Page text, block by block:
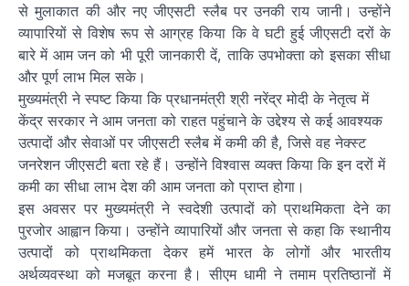
से मुलाकात की और नए जीएसटी स्लैब पर उनकी राय जानी। उन्होंने
व्यापारियों से विशेष रूप से आग्रह किया कि वे घटी हुई जीएसटी दरों के
बारे में आम जन को भी पूरी जानकारी दें, ताकि उपभोक्ता को इसका सीधा
और पूर्ण लाभ मिल सके।
मुख्यमंत्री ने स्पष्ट किया कि प्रधानमंत्री श्री नरेंद्र मोदी के नेतृत्व में
केंद्र सरकार ने आम जनता को राहत पहुंचाने के उद्देश्य से कई आवश्यक
उत्पादों और सेवाओं पर जीएसटी स्लैब में कमी की है, जिसे वह नेक्स्ट
जनरेशन जीएसटी बता रहे हैं। उन्होंने विश्वास व्यक्त किया कि इन दरों में
कमी का सीधा लाभ देश की आम जनता को प्राप्त होगा।
इस अवसर पर मुख्यमंत्री ने स्वदेशी उत्पादों को प्राथमिकता देने का
पुरजोर आह्वान किया। उन्होंने व्यापारियों और जनता से कहा कि स्थानीय
उत्पादों को प्राथमिकता देकर हमें भारत के लोगों और भारतीय
अर्थव्यवस्था को मजबूत करना है। सीएम धामी ने तमाम प्रतिष्ठानों में